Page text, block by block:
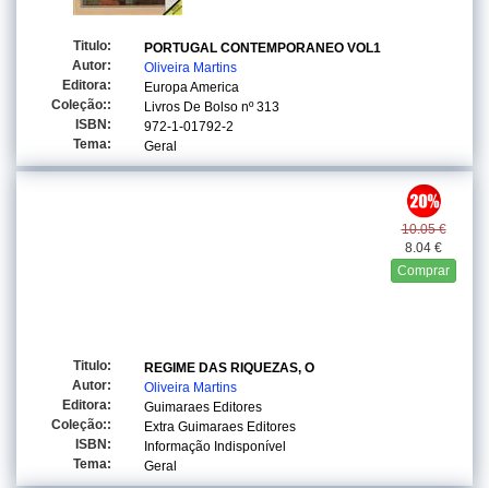
Titulo:
PORTUGAL CONTEMPORANEO VOL1
Autor:
Oliveira Martins
Editora:
Europa America
Coleção::
Livros De Bolso nº 313
ISBN:
972-1-01792-2
Tema:
Geral
10.05 €
8.04 €
Comprar
Titulo:
REGIME DAS RIQUEZAS, O
Autor:
Oliveira Martins
Editora:
Guimaraes Editores
Coleção::
Extra Guimaraes Editores
ISBN:
Informação Indisponível
Tema:
Geral